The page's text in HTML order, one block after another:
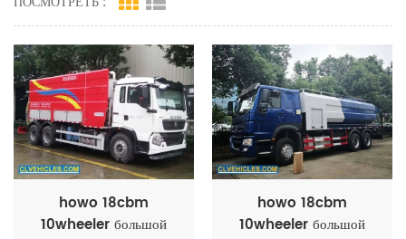
howo 18cbm
10wheeler большой
howo 18cbm
10wheeler большой